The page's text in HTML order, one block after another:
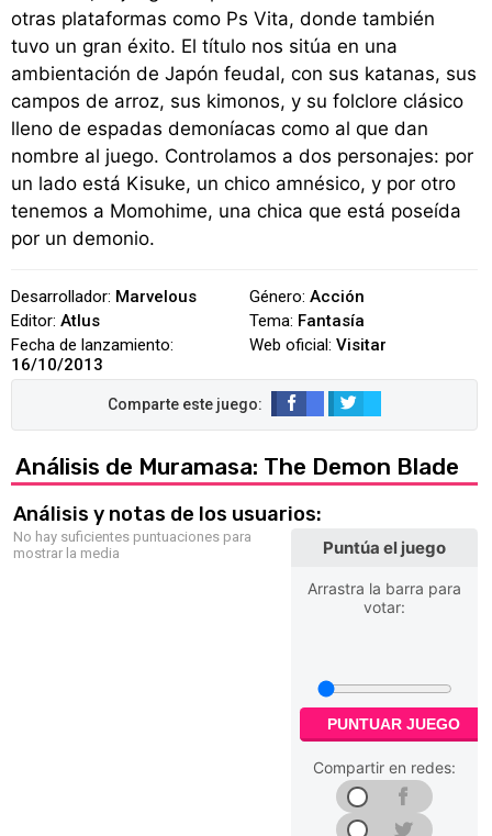
otras plataformas como Ps Vita, donde también
tuvo un gran éxito. El título nos sitúa en una
ambientación de Japón feudal, con sus katanas, sus
campos de arroz, sus kimonos, y su folclore clásico
lleno de espadas demoníacas como al que dan
nombre al juego. Controlamos a dos personajes: por
un lado está Kisuke, un chico amnésico, y por otro
tenemos a Momohime, una chica que está poseída
por un demonio.
Desarrollador: Marvelous
Editor: Atlus
Fecha de lanzamiento:
16/10/2013
Género: Acción
Tema: Fantasía
Web oficial: Visitar
Análisis de Muramasa: The Demon Blade
Análisis y notas de los usuarios:
No hay suficientes puntuaciones para
mostrar la media
Puntúa el juego
Arrastra la barra para
votar:
PUNTUAR JUEGO
Compartir en redes: